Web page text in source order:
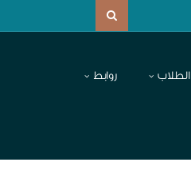
الطلاب روابط